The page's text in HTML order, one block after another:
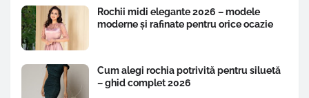
Rochii midi elegante 2026 – modele
moderne și rafinate pentru orice ocazie
Cum alegi rochia potrivită pentru siluetă
– ghid complet 2026